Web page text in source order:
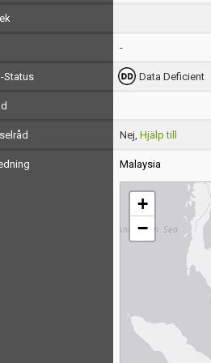
-
Status Data Deficient
Nej, Hjälp till
Malaysia
+
−